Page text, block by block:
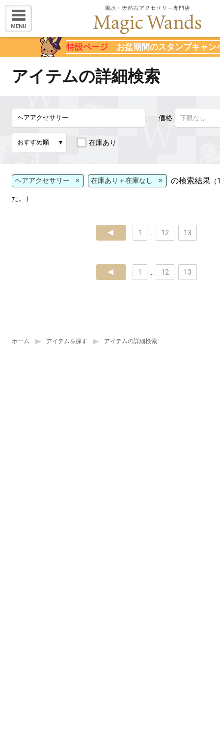
MENU
特設ページ お盆期間のスタンプキャン
ホーム アイテムを探す アイテムの詳細検索
アイテムの詳細検索
価格
在庫あり
ヘアアクセサリー × 在庫あり＋在庫なし × の検索結果
た。）
prev 1 12 13
prev 1 12 13